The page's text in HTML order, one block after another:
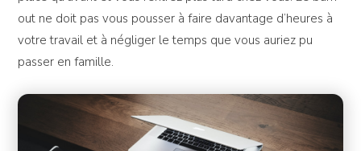
out ne doit pas vous pousser à faire davantage d’heures à
votre travail et à négliger le temps que vous auriez pu
passer en famille.